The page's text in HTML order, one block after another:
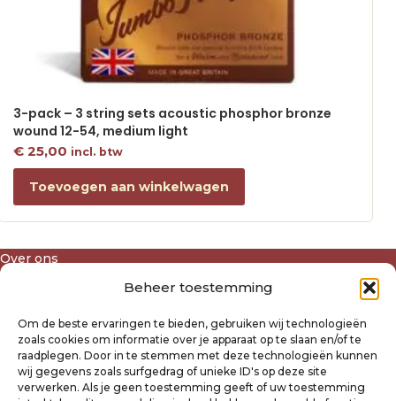
Beheer toestemming
Om de beste ervaringen te bieden, gebruiken wij technologieën
zoals cookies om informatie over je apparaat op te slaan en/of te
raadplegen. Door in te stemmen met deze technologieën kunnen
wij gegevens zoals surfgedrag of unieke ID's op deze site
verwerken. Als je geen toestemming geeft of uw toestemming
3-pack – 3 string sets acoustic phosphor bronze
wound 12-54, medium light
€25,00 incl. btw
Toevoegen aan winkelwagen
Over ons
Algemene voorwaarden
Privacyverklaring Raysland
Cookiebeleid
Mijn account